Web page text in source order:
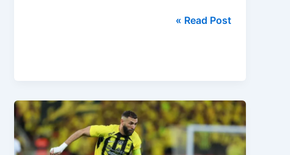
الاتفاق
في
الدوري
السعودي
Read Post »